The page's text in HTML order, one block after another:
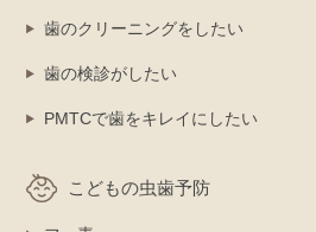
歯のクリーニングをしたい
歯の検診がしたい
PMTCで歯をキレイにしたい
こどもの虫歯予防